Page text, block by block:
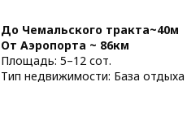
До Чемальского тракта~40м
От Аэропорта ~ 86км
Площадь: 5–12 сот.
Тип недвижимости: База отдыха